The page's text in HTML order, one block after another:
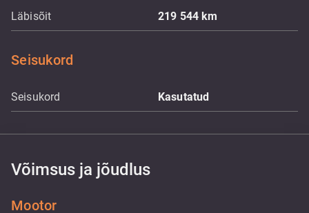
Läbisõit 219 544km
Seisukord
Seisukord Kasutatud
Võimsus ja jõudlus
Mootor